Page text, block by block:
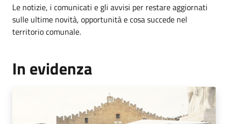
Le notizie, i comunicati e gli avvisi per restare aggiornati
sulle ultime novità, opportunità e cosa succede nel
territorio comunale.
In evidenza